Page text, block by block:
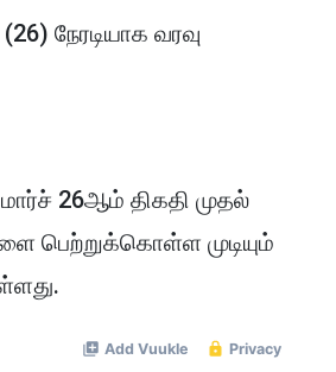
நேரடியாக வரவு
26ஆம் திகதி முதல்
பெற்றுக்கொள்ள முடியும்